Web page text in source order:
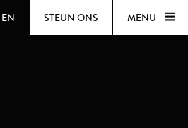
EN STEUN ONS MENU